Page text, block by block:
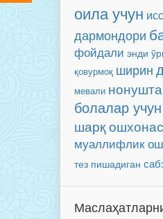
оила учун
дармондори
фойдали энди
қовурмоқ ширин
мевали нонушта
болалар учун
шарқ
муаллифлик
тез пишадиган